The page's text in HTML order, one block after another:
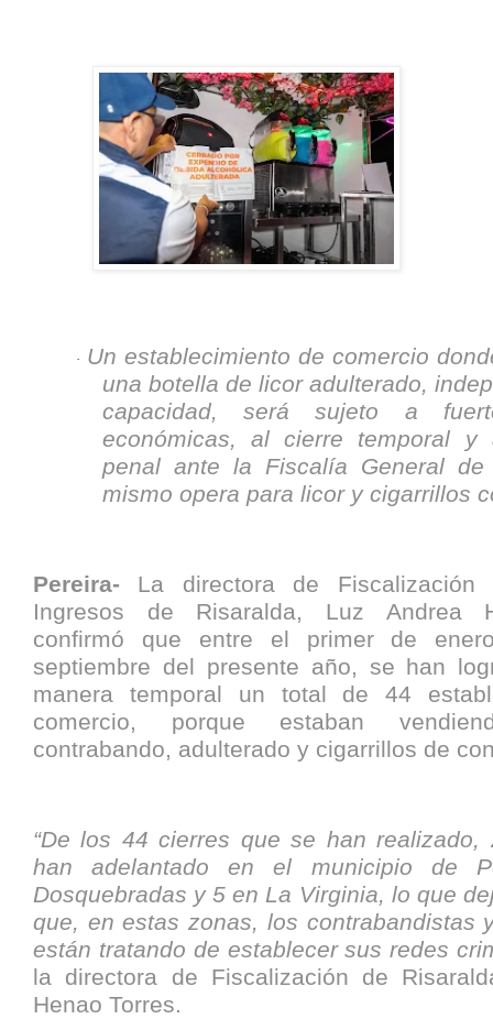
· Un establecimiento de comercio
una botella de licor adulterado,
capacidad, será sujeto a
económicas, al cierre temporal y
penal ante la Fiscalía General
mismo opera para licor y cigarrillos
Pereira- La directora de
Ingresos de Risaralda, Luz Andrea
confirmó que entre el primer de
septiembre del presente año, se han
manera temporal un total de 44
comercio, porque estaban
contrabando, adulterado y cigarrillos de
“De los 44 cierres que se han
han adelantado en el municipio de
Dosquebradas y 5 en La Virginia, lo que
que, en estas zonas, los contrabandistas
están tratando de establecer sus redes
la directora de Fiscalización de
Henao Torres.